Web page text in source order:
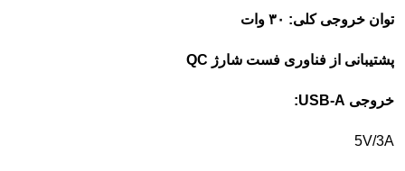
توان خروجیکلی: ۳۰ وات
پشتیبانی از فناوری فست شارژ QC
خروجی USB-A:
5V/3A